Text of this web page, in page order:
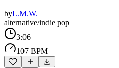
byL.M.W.
alternative/indie pop
3:06
107 BPM